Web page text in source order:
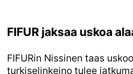
FIFUR jaksaa uskoa
FIFURin Nissinen taas
turkiselinkeino tulee